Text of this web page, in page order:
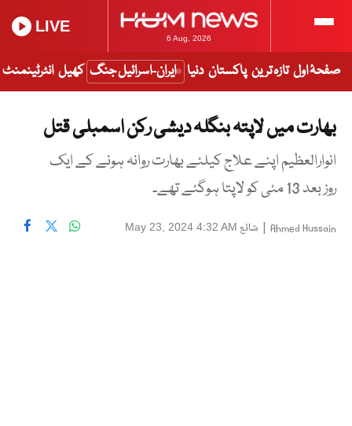
6 Aug, 2026
LIVE
صفحۂ اول تازہ ترین پاکستان دنیا ایران-اسرائیل جنگ کھیل انٹرٹینمنٹ
بھارت میں لاپتہ بنگلہ دیشی رکن اسمبلی قتل
انوارالعظیم اپنے علاج کیلئے بھارت روانہ ہونے کے ایک
روز بعد 13 مئی کو لاپتا ہوگئے تھے۔
Ahmed Hussain
| شائع May 23, 2024 4:32 AM